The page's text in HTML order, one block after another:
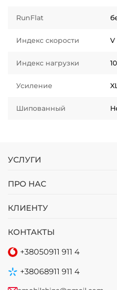
RunFlat
Индекс скорости V
Индекс нагрузки
Усиление
Шипованный
УСЛУГИ
ПРО НАС
КЛИЕНТУ
КОНТАКТЫ
+38050911 911 4
+38068911 911 4